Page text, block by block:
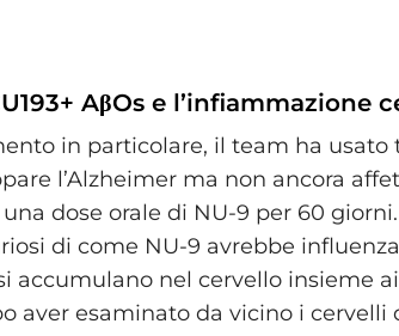
AβOs e l’infiammazione
in particolare, il team ha usato
l’Alzheimer ma non ancora
dose orale di NU-9 per 60
di come NU-9 avrebbe
accumulano nel cervello insieme
aver esaminato da vicino i cervelli